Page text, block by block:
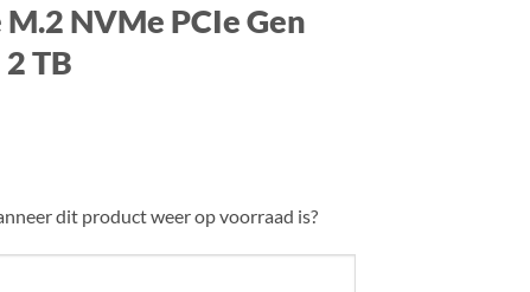
NVMe PCIe Gen
TB
dit product weer op voorraad is?